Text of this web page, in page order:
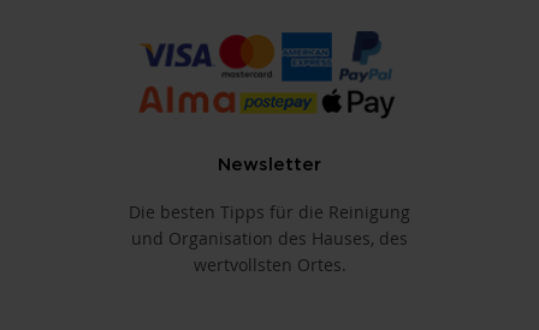
Newsletter
Die besten Tipps für die Reinigung
und Organisation des Hauses, des
wertvollsten Ortes.